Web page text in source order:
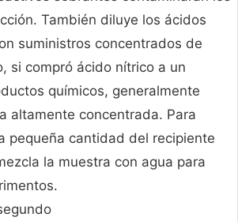
También diluye los ácidos
suministros concentrados de
si compró ácido nítrico a un
químicos, generalmente
altamente concentrada. Para
pequeña cantidad del recipiente
la muestra con agua para